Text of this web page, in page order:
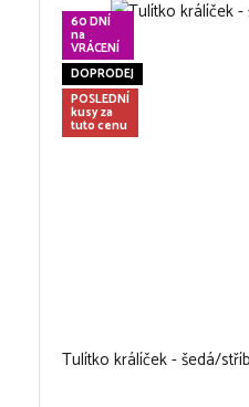
60 DNÍ
na
VRÁCENÍ
DOPRODEJ
POSLEDNÍ
kusy za
tuto cenu
Tulítko králíček - šedá/